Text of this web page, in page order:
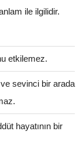
ile ilgilidir.
etkilemez.
ve sevinci bir arada
hayatının bir